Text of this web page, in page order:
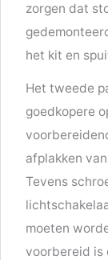
zorgen dat
het kit en
Het tweede
goedkopere
afplakken
Tevens
moeten
voorbereid is